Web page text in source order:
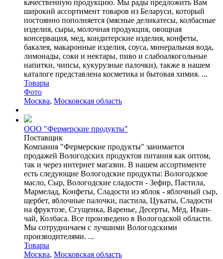
качественную продукцию. Мы рады предложить Вам
широкий ассортимент товаров из Беларуси, который
постоянно пополняется (мясные деликатесы, колбасные
изделия, сыры, молочная продукция, овощная
консервация, мед, кондитерские изделия, конфеты,
бакалея, макаронные изделия, соуса, минеральная вода,
лимонады, соки и нектары, пиво и слабоалкогольные
напитки, чипсы, кукурузные палочки), также в нашем
каталоге представлена косметика и бытовая химия. ...
Товары
Фото
Москва, Московская область
ООО "Фермерские продукты"
Поставщик
Компания "Фермерские продукты" занимается
продажей Вологодских продуктов питания как оптом,
так и через интернет магазин. В нашем ассортименте
есть следующие Вологодские продукты: Вологодское
масло, Сыр, Вологодские сладости - Зефир, Пастила,
Мармелад, Конфеты, Сладости из яблок - яблочный сыр,
щербет, яблочные палочки, пастила, Цукаты, Сладости
на фруктозе, Сгущенка, Варенье, Десерты, Мёд, Иван-
чай, Колбаса. Все произведено в Вологодской области.
Мы сотрудничаем с лучшими Вологодскими
производителями. ...
Товары
Москва, Московская область